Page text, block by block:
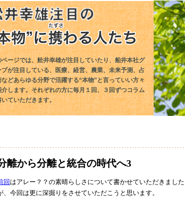
ページでは、舩井幸雄が注目していたり、船井本社グ
プが注目している、医療、経営、農業、未来予測、占
などあらゆる分野で活躍する“本物”と言っていい方々
介します。それぞれの方に毎月１回、３回ずつコラム
いていただきます。
離から分離と統合の時代へ3
回 はアレー？？の素晴らしさについて書かせていただきました
、今回は更に深掘りをさせていただこうと思います。